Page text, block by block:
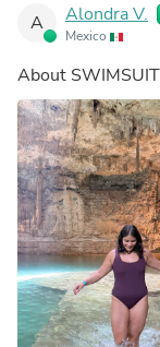
A Alondra V.
Mexico
About